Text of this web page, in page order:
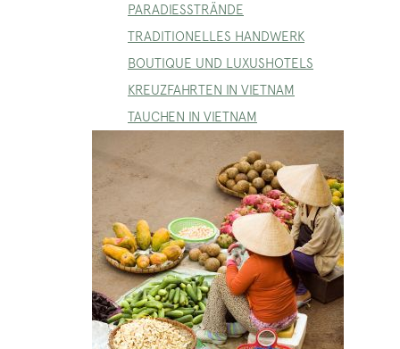
PARADIESSTRÄNDE
TRADITIONELLES HANDWERK
BOUTIQUE UND LUXUSHOTELS
KREUZFAHRTEN IN VIETNAM
TAUCHEN IN VIETNAM